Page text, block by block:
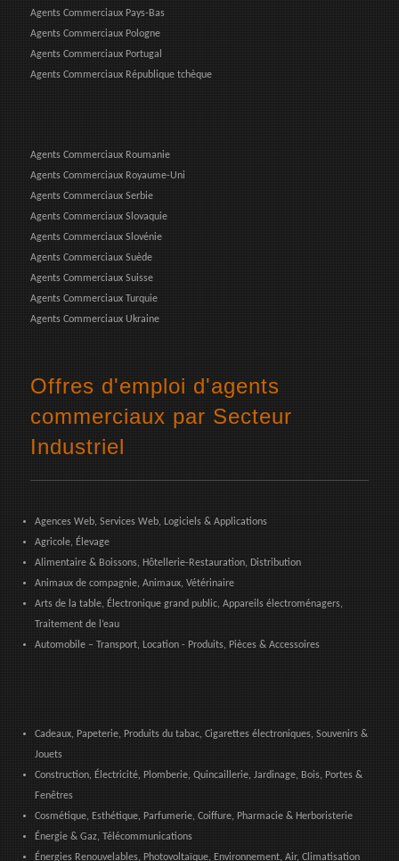
Agents Commerciaux Pays-Bas
Agents Commerciaux Pologne
Agents Commerciaux Portugal
Agents Commerciaux République tchèque
Agents Commerciaux Roumanie
Agents Commerciaux Royaume-Uni
Agents Commerciaux Serbie
Agents Commerciaux Slovaquie
Agents Commerciaux Slovénie
Agents Commerciaux Suède
Agents Commerciaux Suisse
Agents Commerciaux Turquie
Agents Commerciaux Ukraine
Offres d'emploi d'agents
commerciaux par Secteur
Industriel
Agences Web, Services Web, Logiciels & Applications
Agricole, Élevage
Alimentaire & Boissons, Hôtellerie-Restauration, Distribution
Animaux de compagnie, Animaux, Vétérinaire
Arts de la table, Électronique grand public, Appareils électroménagers,
Traitement de l’eau
Automobile – Transport, Location - Produits, Pièces & Accessoires
Cadeaux, Papeterie, Produits du tabac, Cigarettes électroniques, Souvenirs &
Jouets
Construction, Électricité, Plomberie, Quincaillerie, Jardinage, Bois, Portes &
Fenêtres
Cosmétique, Esthétique, Parfumerie, Coiffure, Pharmacie & Herboristerie
Énergie & Gaz, Télécommunications
Énergies Renouvelables, Photovoltaïque, Environnement, Air, Climatisation